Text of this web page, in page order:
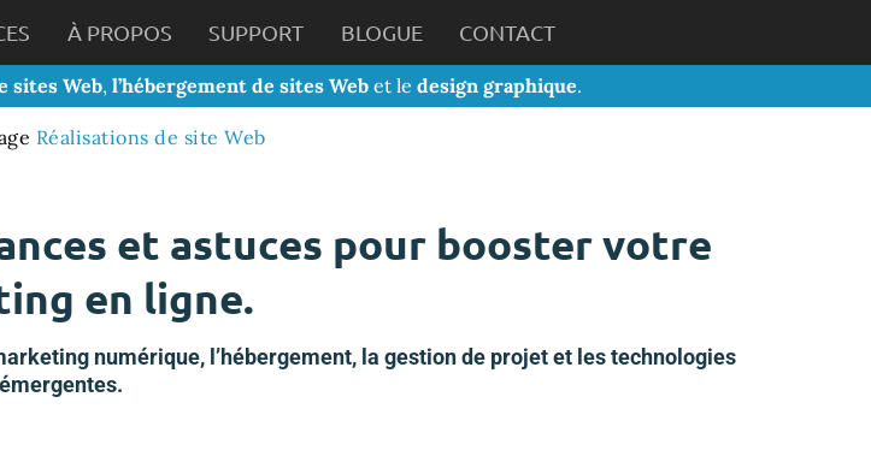
À PROPOS SUPPORT BLOGUE CONTACT
sites Web, l’hébergement de sites Webet le design graphique.
Réalisations de site Web
et astuces pour booster votre
en ligne.
numérique, l’hébergement, la gestion de projet et les technologies
émergentes.